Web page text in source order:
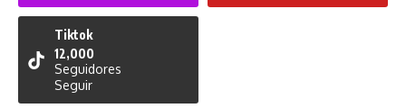
Tiktok
12,000
Seguidores
Seguir